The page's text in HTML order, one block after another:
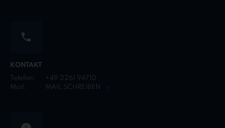
KONTAKT
Telefon:
+49 2261 94710
Mail:
MAIL SCHREIBEN